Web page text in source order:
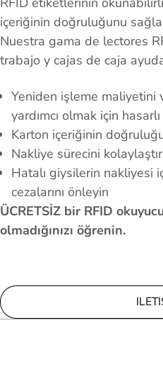
içeriğinin doğruluğunu
Nuestra gama de lectores
trabajo y cajas de caja
Yeniden işleme maliyetini
yardımcı olmak için
Karton içeriğinin
Nakliye sürecini
Hatalı giysilerin nakliyesi
cezalarını önleyin
ÜCRETSİZ bir RFID
olmadığınızı öğrenin.